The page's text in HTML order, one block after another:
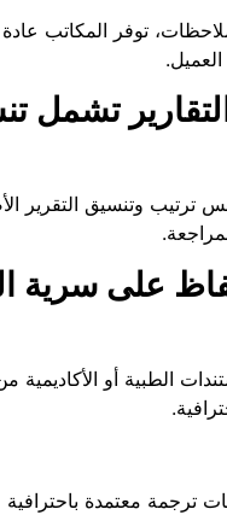
توفر المكاتب
تشمل
ترتيب وتنسيق التقرير
على سرية
الطبية أو
معتمدة باحترافية